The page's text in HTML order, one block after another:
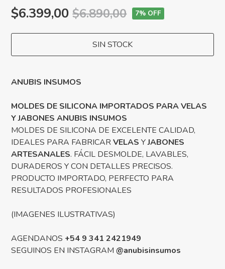
$6.399,00$6.890,00 7% OFF
SIN STOCK
ANUBIS INSUMOS
MOLDES DE SILICONA IMPORTADOS PARA VELAS
Y JABONES ANUBIS INSUMOS
MOLDES DE SILICONA DE EXCELENTE CALIDAD,
IDEALES PARA FABRICARVELAS YJABONES
ARTESANALES. FÁCIL DESMOLDE, LAVABLES,
DURADEROS Y CON DETALLES PRECISOS.
PRODUCTO IMPORTADO, PERFECTO PARA
RESULTADOS PROFESIONALES
(IMAGENES ILUSTRATIVAS)
AGENDANOS +54 9 341 2421949
SEGUINOS EN INSTAGRAM@anubisinsumos